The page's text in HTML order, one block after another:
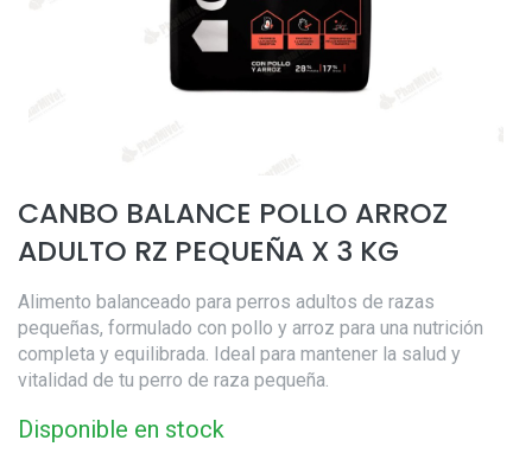
CANBO BALANCE POLLO ARROZ
ADULTO RZ PEQUEÑA X 3 KG
Alimento balanceado para perros adultos de razas
pequeñas, formulado con pollo y arroz para una nutrición
completa y equilibrada. Ideal para mantener la salud y
vitalidad de tu perro de raza pequeña.
Disponible en stock